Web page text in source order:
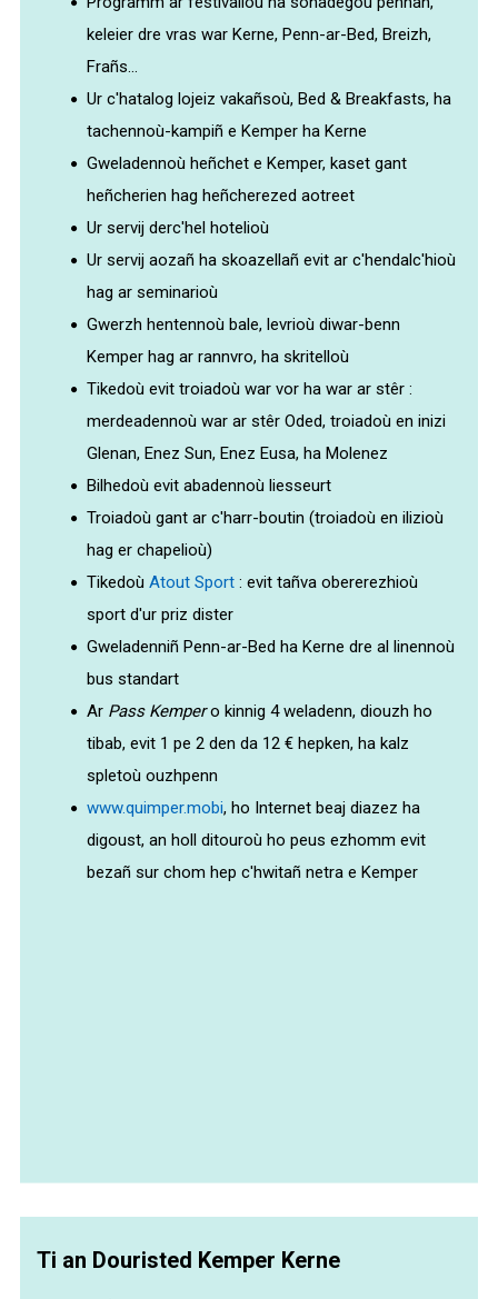
Select Language ▼
keleier dre vras war Kerne, Penn-ar-Bed, Breizh,
Frañs...
Ur c'hatalog lojeiz vakañsoù, Bed & Breakfasts, ha
tachennoù-kampiñ e Kemper ha Kerne
Gweladennoù heñchet e Kemper, kaset gant
heñcherien hag heñcherezed aotreet
Ur servij derc'hel hotelioù
Ur servij aozañ ha skoazellañ evit ar c'hendalc'hioù
hag arseminarioù
Gwerzh hentennoù bale, levrioù diwar-benn
Kemper hag ar rannvro, ha skritelloù
Tikedoù evit troiadoù war vor ha war ar stêr :
merdeadennoùwar ar stêr Oded, troiadoù en inizi
Glenan, Enez Sun, Enez Eusa, ha Molenez
Bilhedoù evit abadennoù liesseurt
Troiadoù gant ar c'harr-boutin (troiadoù en ilizioù
hag er chapelioù)
TikedoùAtout Sport : evit tañva obererezhioù
sport d'ur priz dister
Gweladenniñ Penn-ar-Bed ha Kerne dre al linennoù
bus standart
Ar Pass Kempero kinnig 4 weladenn, diouzh ho
tibab, evit 1 pe 2 den da 12 € hepken, ha kalz
spletoù ouzhpenn
www.quimper.mobi, ho Internet beaj diazez ha
digoust, an holl ditouroù ho peus ezhomm evit
bezañ sur chom hep c'hwitañ netra e Kemper
Ti an Douristed Kemper Kerne